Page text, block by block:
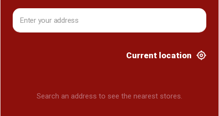
Current location
Search an address to see the nearest stores.